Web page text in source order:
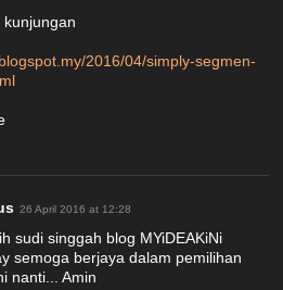
2016/04/simply-segmen-
26 April 2016 at 12:28
sudi singgah blog MYiDEAKiNi
semoga berjaya dalam pemilihan
nanti... Amin